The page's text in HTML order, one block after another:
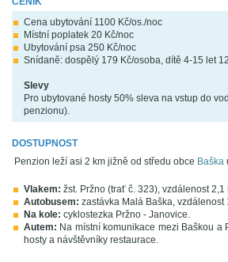
Cena ubytování 1100 Kč/os./noc
Místní poplatek 20 Kč/noc
Ubytování psa 250 Kč/noc
Snídaně: dospělý 179 Kč/osoba, dítě 4-15 let
Slevy
Pro ubytované hosty 50% sleva na vstup do
penzionu).
DOSTUPNOST
Penzion leží asi 2 km jižně od středu obce Baška
Vlakem: žst. Pržno (trať č. 323), vzdálenost 2,1
Autobusem: zastávka Malá Baška, vzdálenost
Na kole: cyklostezka Pržno - Janovice.
Autem: Na místní komunikace mezi Baškou
hosty a návštěvníky restaurace.